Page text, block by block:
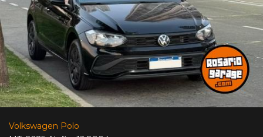
Volkswagen Polo